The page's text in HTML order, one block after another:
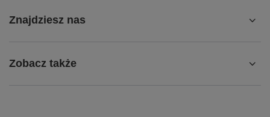
Znajdziesz nas
Zobacz także